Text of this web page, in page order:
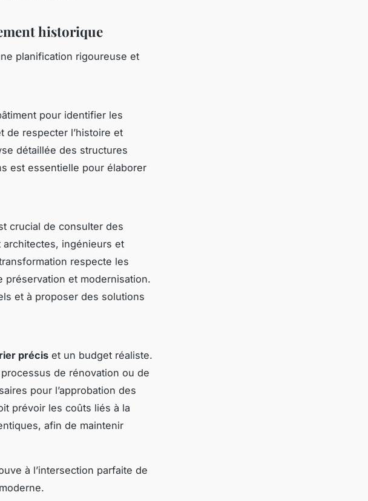
historique
planification rigoureuse et
pour identifier les
de respecter l’histoire et
détaillée des structures
est essentielle pour élaborer
crucial de consulter des
ingénieurs et
respecte les
préservation et modernisation.
et à proposer des solutions
précis et un budget réaliste.
de rénovation ou de
pour l’approbation des
prévoir les coûts liés à la
afin de maintenir
à l’intersection parfaite de